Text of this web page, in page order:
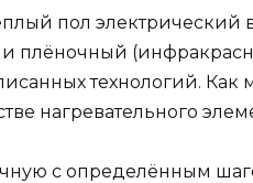
пол электрический
и плёночный
технологий. Как
нагревательного
с определённым